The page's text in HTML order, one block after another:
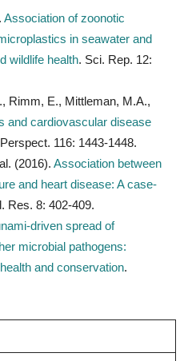
Association of zoonotic
in seawater and
wildlife health. Sci. Rep. 12:
Rimm, E., Mittleman, M.A.,
and cardiovascular disease
116: 1443-1448.
(2016). Association between
and heart disease: A case-
Res. 8: 402-409.
driven spread of
microbial pathogens:
and conservation.